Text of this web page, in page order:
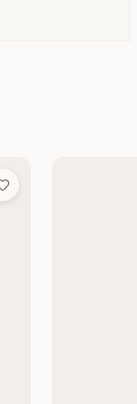
Add to Wish List